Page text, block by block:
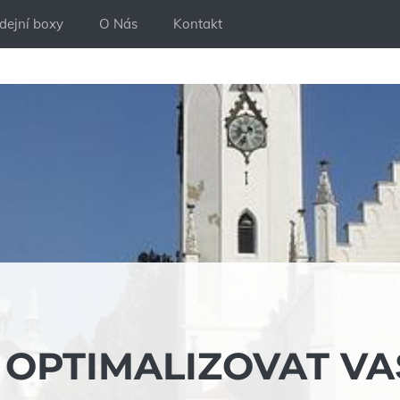
boxy O Nás Kontakt